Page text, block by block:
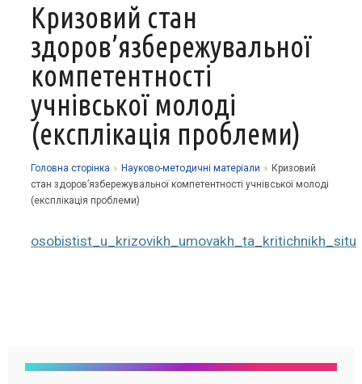
Про заклад
Історія
Структурні підрозділи
Музей
Наші досягнення
Фотоальбоми
Сторінка психолога
Освітній процес
Запрошуємо у гуртки
Дистанційне навчання
Академічна доброчесність
Методична робота
Нормативно-правова база
Програмне забезпечення
Науково-методичні матеріали
Виховна робота
Національно-патріотичне виховання
Організаційно-масова робота
Прозорість та відкритість
Фінансова звітність
Стаття 30 Закону України «Про освіту»
Контакти
Кризовий стан
здоров’язбережувальної
компетентності
учнівської молоді
(експлікація проблеми)
Головна сторiнка › Науково-методичні матеріали › Кризовий
стан здоров’язбережувальної компетентності учнівської молоді
(експлікація проблеми)
osobistist_u_krizovikh_umovakh_ta_kritichnikh_situ